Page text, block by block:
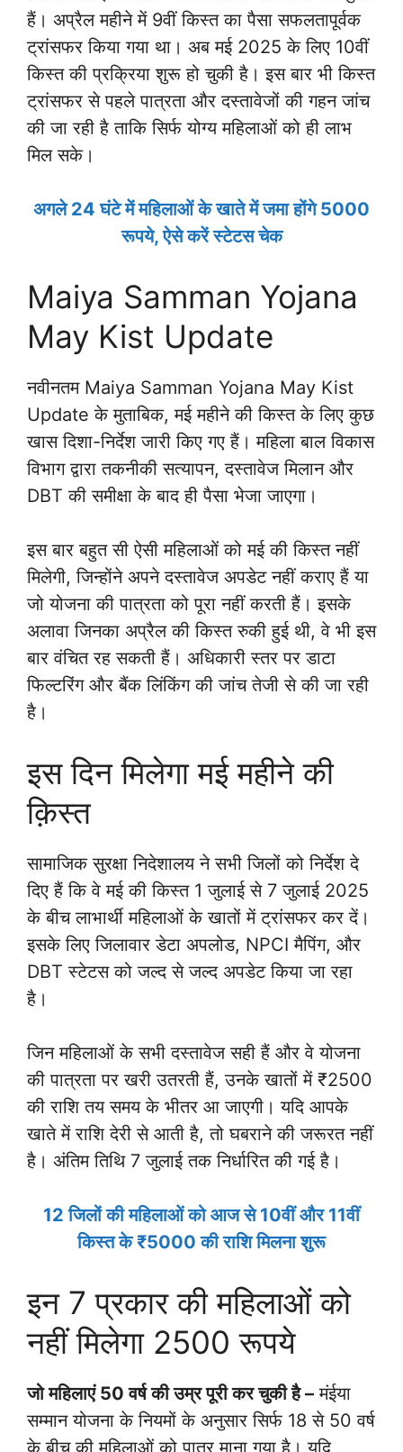
हैं। अप्रैल महीने में 9वीं किस्त का पैसा सफलतापूर्वक
ट्रांसफर किया गया था। अब मई 2025 के लिए 10वीं
किस्त की प्रक्रिया शुरू हो चुकी है। इस बार भी किस्त
ट्रांसफर से पहले पात्रता और दस्तावेजों की गहन जांच
की जा रही है ताकि सिर्फ योग्य महिलाओं को ही लाभ
मिल सके।
अगले 24 घंटे में महिलाओं के खाते में जमा होंगे 5000
रूपये, ऐसे करें स्टेटस चेक
Maiya Samman Yojana
May Kist Update
नवीनतम Maiya Samman Yojana May Kist
Update के मुताबिक, मई महीने की किस्त के लिए कुछ
खास दिशा-निर्देश जारी किए गए हैं। महिला बाल विकास
विभाग द्वारा तकनीकी सत्यापन, दस्तावेज मिलान और
DBT की समीक्षा के बाद ही पैसा भेजा जाएगा।
इस बार बहुत सी ऐसी महिलाओं को मई की किस्त नहीं
मिलेगी, जिन्होंने अपने दस्तावेज अपडेट नहीं कराए हैं या
जो योजना की पात्रता को पूरा नहीं करती हैं। इसके
अलावा जिनका अप्रैल की किस्त रुकी हुई थी, वे भी इस
बार वंचित रह सकती हैं। अधिकारी स्तर पर डाटा
फिल्टरिंग और बैंक लिंकिंग की जांच तेजी से की जा रही
है।
इस दिन मिलेगा मई महीने की
क़िस्त
सामाजिक सुरक्षा निदेशालय ने सभी जिलों को निर्देश दे
दिए हैं कि वे मई की किस्त 1 जुलाई से 7 जुलाई 2025
के बीच लाभार्थी महिलाओं के खातों में ट्रांसफर कर दें।
इसके लिए जिलावार डेटा अपलोड, NPCI मैपिंग, और
DBT स्टेटस को जल्द से जल्द अपडेट किया जा रहा
है।
जिन महिलाओं के सभी दस्तावेज सही हैं और वे योजना
की पात्रता पर खरी उतरती हैं, उनके खातों में ₹2500
की राशि तय समय के भीतर आ जाएगी। यदि आपके
खाते में राशि देरी से आती है, तो घबराने की जरूरत नहीं
है। अंतिम तिथि 7 जुलाई तक निर्धारित की गई है।
12 जिलों की महिलाओं को आज से 10वीं और 11वीं
किस्त के ₹5000 की राशि मिलना शुरू
इन 7 प्रकार की महिलाओं को
नहीं मिलेगा 2500 रूपये
जो महिलाएं 50 वर्ष की उम्र पूरी कर चुकी है – मंईया
सम्मान योजना के नियमों के अनुसार सिर्फ 18 से 50 वर्ष